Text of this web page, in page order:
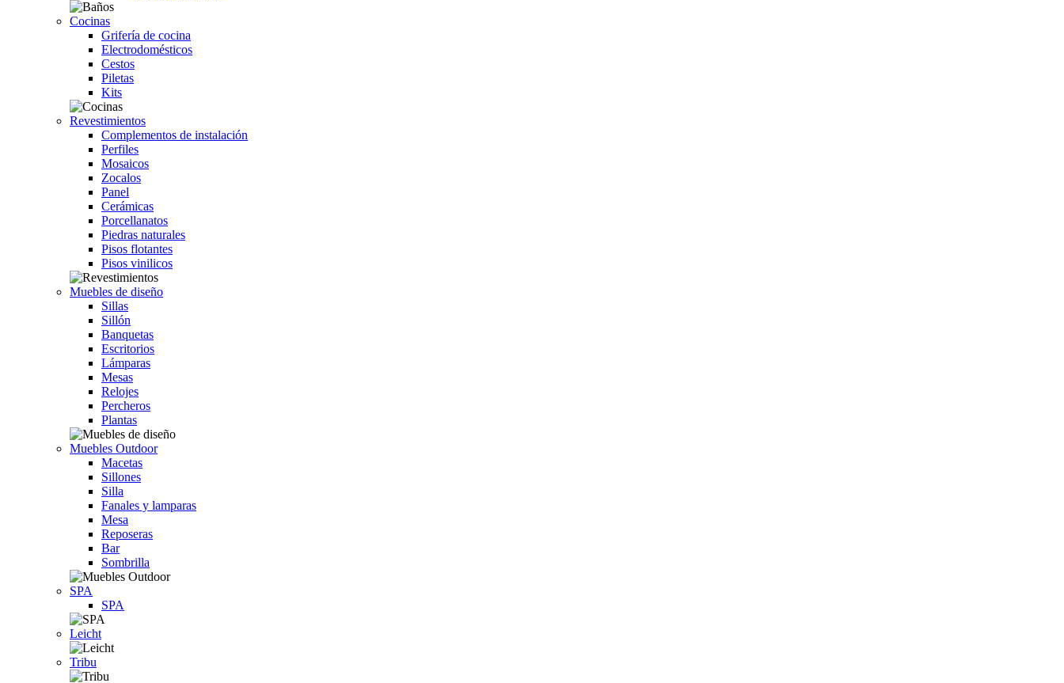
Cocinas
Grifería de cocina
Electrodomésticos
Cestos
Piletas
Kits
Revestimientos
Complementos de instalación
Perfiles
Mosaicos
Zocalos
Panel
Cerámicas
Porcellanatos
Piedras naturales
Pisos flotantes
Pisos vinilicos
Muebles de diseño
Sillas
Sillón
Banquetas
Escritorios
Lámparas
Mesas
Relojes
Percheros
Plantas
Muebles Outdoor
Macetas
Sillones
Silla
Fanales y lamparas
Mesa
Reposeras
Bar
Sombrilla
SPA
SPA
Leicht
Tribu